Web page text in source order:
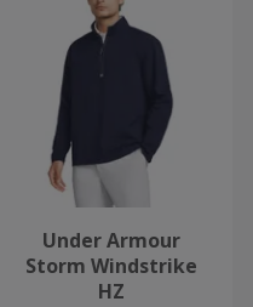
Under Armour
Storm Windstrike
HZ